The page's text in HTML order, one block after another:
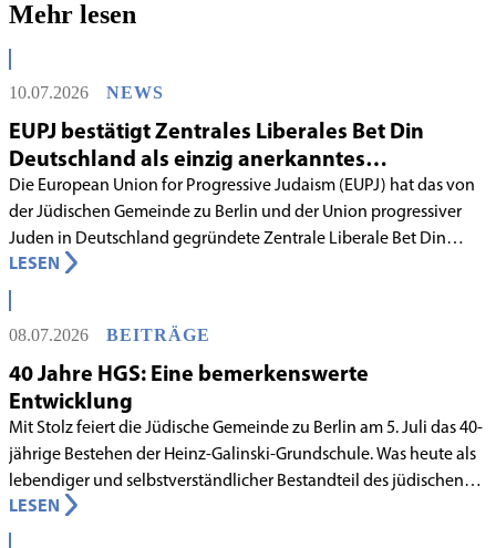
Mehr lesen
10.07.2026 NEWS
EUPJ bestätigt Zentrales Liberales Bet Din
Deutschland als einzig anerkanntes
liberales Rabbinatsgericht
Die European Union for Progressive Judaism (EUPJ) hat das von
der Jüdischen Gemeinde zu Berlin und der Union progressiver
Juden in Deutschland gegründete Zentrale Liberale Bet Din
Deutschland mit Wirkung zum 1. Juni 2026 als anerkanntes
Rabbinatsgericht aufgenommen.
LESEN
08.07.2026 BEITRÄGE
40 Jahre HGS: Eine bemerkenswerte
Entwicklung
Mit Stolz feiert die Jüdische Gemeinde zu Berlin am 5. Juli das 40-
jährige Bestehen der Heinz-Galinski-Grundschule. Was heute als
lebendiger und selbstverständlicher Bestandteil des jüdischen
Lebens in Berlin gilt, begann in den 1980er-Jahren unter
schwierigen Voraussetzungen. Vor dem Hintergrund eines
LESEN